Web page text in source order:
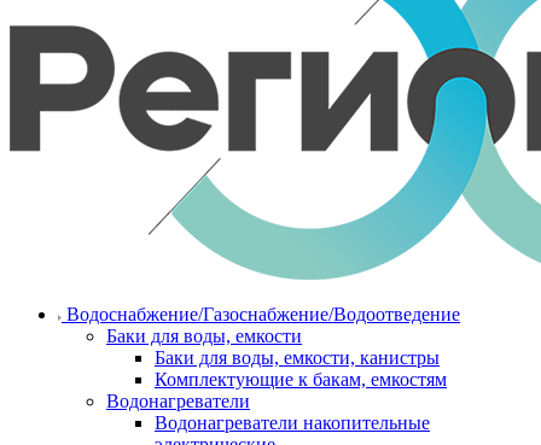
Водоснабжение/Газоснабжение/Водоотведение
Баки для воды, емкости
Баки для воды, емкости, канистры
Комплектующие к бакам, емкостям
Водонагреватели
Водонагреватели накопительные